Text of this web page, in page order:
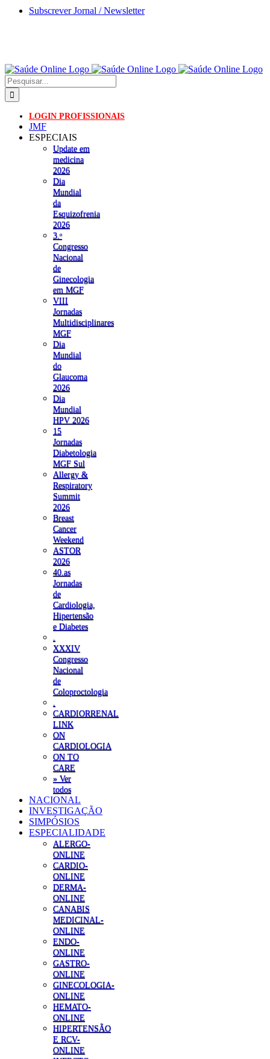
Skip
Subscrever Jornal / Newsletter
Pesquisar
LOGIN PROFISSIONAIS
JMF
ESPECIAIS
Update em
medicina
2026
Dia
Mundial
da
Esquizofrenia
2026
3.ᵒ
Congresso
Nacional
de
Ginecologia
em MGF
VIII
Jornadas
Multidisciplinares
MGF
Dia
Mundial
do
Glaucoma
2026
Dia
Mundial
HPV 2026
15
Jornadas
Diabetologia
MGF Sul
Allergy &
Respiratory
Summit
2026
Breast
Cancer
Weekend
ASTOR
2026
40.as
Jornadas
de
Cardiologia,
Hipertensão
e Diabetes
XXXIV
Congresso
Nacional
de
Coloproctologia
CARDIORRENAL
LINK
ON
CARDIOLOGIA
ON TO
CARE
» Ver
todos
NACIONAL
INVESTIGAÇÃO
SIMPÓSIOS
ESPECIALIDADE
ALERGO-
ONLINE
CARDIO-
ONLINE
DERMA-
ONLINE
CANABIS
MEDICINAL-
ONLINE
ENDO-
ONLINE
GASTRO-
ONLINE
GINECOLOGIA-
ONLINE
HEMATO-
ONLINE
HIPERTENSÃO
E RCV-
ONLINE